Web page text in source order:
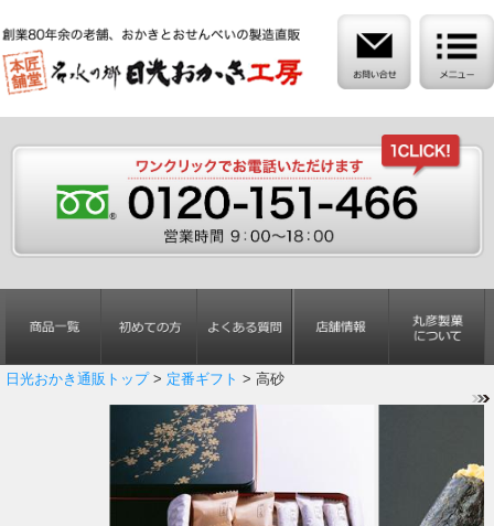
日光おかき通販トップ> 定番ギフト > 高砂